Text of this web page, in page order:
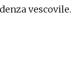
vescovile.